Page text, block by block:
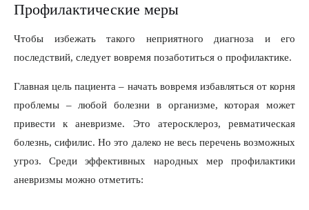
Профилактические меры
Чтобы избежать такого неприятного диагноза и его
последствий, следует вовремя позаботиться о профилактике.
Главная цель пациента – начать вовремя избавляться от корня
проблемы – любой болезни в организме, которая может
привести к аневризме. Это атеросклероз, ревматическая
болезнь, сифилис. Но это далеко не весь перечень возможных
угроз. Среди эффективных народных мер профилактики
аневризмы можно отметить: